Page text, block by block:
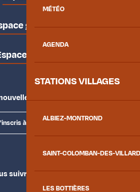
MÉTÉO
AGENDA
STATIONS VILLAGES
ALBIEZ-MONTROND
SAINT-COLOMBAN-DES-
LES BOTTIÈRES
groupes
presse
façon d'explorer la vallée.
à la newsletter
suivre